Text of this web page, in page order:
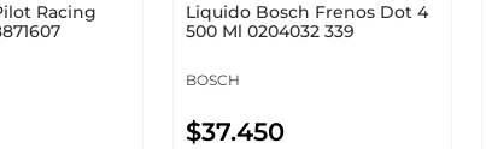
Racing
Liquido Bosch Frenos Dot 4
500 Ml 0204032 339
BOSCH
$37.450